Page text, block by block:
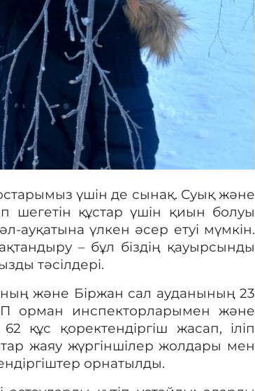
үшін де сынақ. Суық және
шегетін құстар үшін қиын болуы
ауқатына үлкен әсер етуі мүмкін.
– бұл біздің қауырсынды
тәсілдері.
және Біржан сал ауданының 23
орман инспекторларымен және
құс қоректендіргіш жасап, іліп
жаяу жүргіншілер жолдары мен
орнатылды.